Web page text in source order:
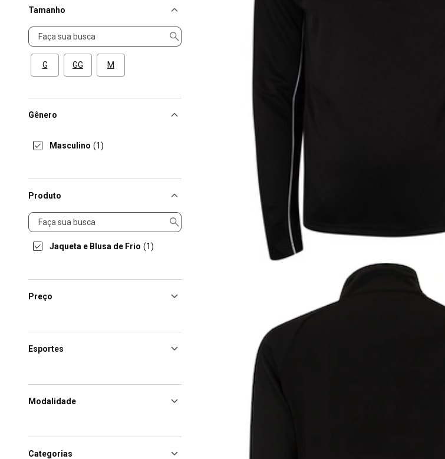
Tamanho
Tamanho
G GG M
Gênero
Masculino (1)
Produto
Produto
Jaqueta e Blusa de Frio (1)
Preço
Esportes
Modalidade
Categorias